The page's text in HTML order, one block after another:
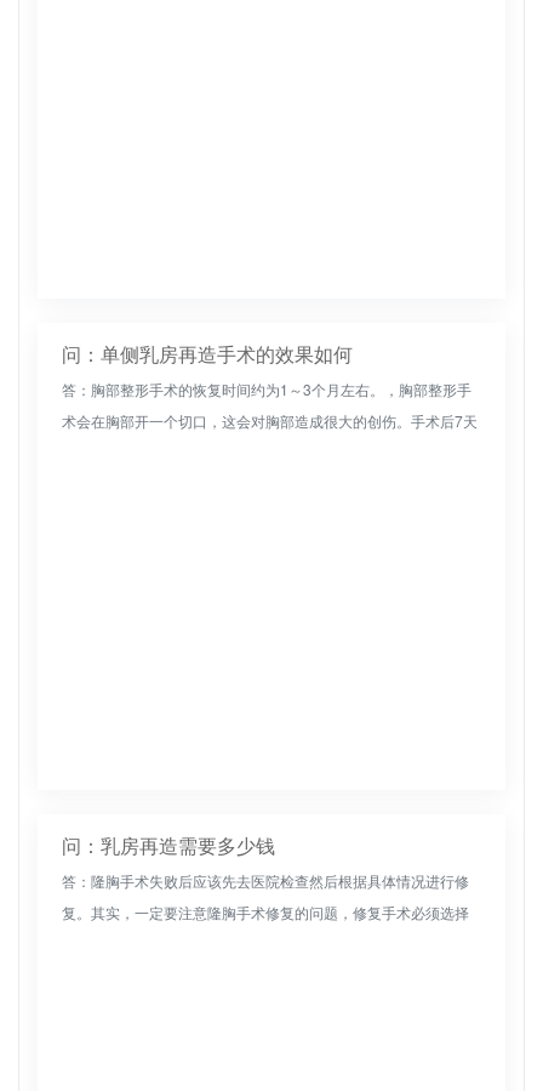
问：单侧乳房再造手术的效果如何
答：胸部整形手术的恢复时间约为1～3个月左右。，胸部整形手
术会在胸部开一个切口，这会对胸部造成很大的创伤。手术后7天
问：乳房再造需要多少钱
答：隆胸手术失败后应该先去医院检查然后根据具体情况进行修
复。其实，一定要注意隆胸手术修复的问题，修复手术必须选择